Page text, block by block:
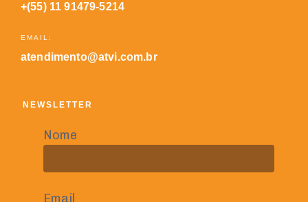
+(55) 11 91479-5214
EMAIL:
atendimento@atvi.com.br
NEWSLETTER
Nome
Email